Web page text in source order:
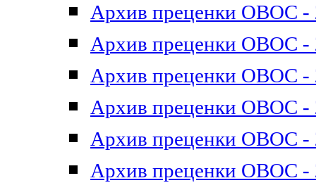
Архив преценки ОВОС -
Архив преценки ОВОС -
Архив преценки ОВОС -
Архив преценки ОВОС -
Архив преценки ОВОС -
Архив преценки ОВОС -